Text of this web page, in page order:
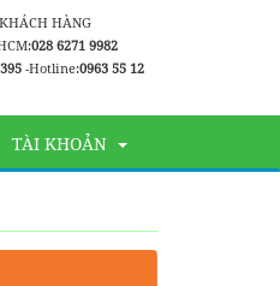
HÀNG
028 6271 9982
-Hotline:0963 55 12
TÀI KHOẢN